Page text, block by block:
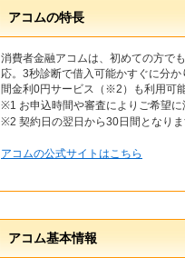
アコムの特長
消費者金融アコムは、初めての方で
応。3秒診断で借入可能かすぐに分
間金利0円サービス（※2）も利用可
※1 お申込時間や審査によりご希望
※2 契約日の翌日から30日間となりま
アコムの公式サイトはこちら
アコム基本情報